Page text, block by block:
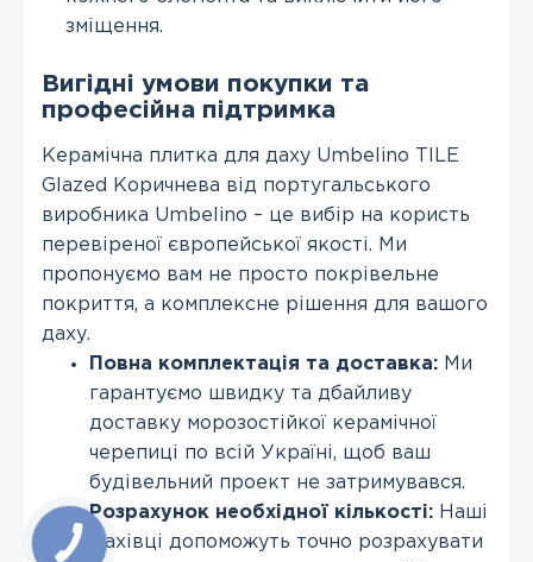
зміщення.
Вигідні умови покупки та
професійна підтримка
Керамічна плитка для даху Umbelino TILE
Glazed Коричнева від португальського
виробника Umbelino – це вибір на користь
перевіреної європейської якості. Ми
пропонуємо вам не просто покрівельне
покриття, а комплексне рішення для вашого
даху.
Повна комплектація та доставка: Ми
гарантуємо швидку та дбайливу
доставку морозостійкої керамічної
черепиці по всій Україні, щоб ваш
будівельний проект не затримувався.
Розрахунок необхідної кількості: Наші
фахівці допоможуть точно розрахувати